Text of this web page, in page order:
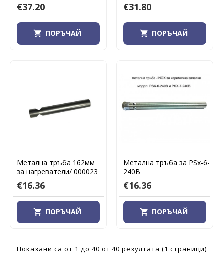
€37.20
ПОРЪЧАЙ
€31.80
ПОРЪЧАЙ
Метална тръба 162мм
за нагреватели/ 000023
€16.36
ПОРЪЧАЙ
Метална тръба за PSx-6-
240B
€16.36
ПОРЪЧАЙ
Показани са от 1 до 40 от 40 резултата (1 страници)